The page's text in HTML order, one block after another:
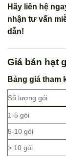
Hãy liên hệ
nhận tư vấn
dẫn!
Giá bán hạt
Bảng giá tham
Số lượng gói
1-5 gói
5-10 gói
> 10 gói